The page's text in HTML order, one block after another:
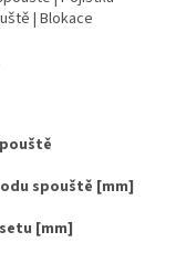
| Blokace
spouště [mm]
[mm]